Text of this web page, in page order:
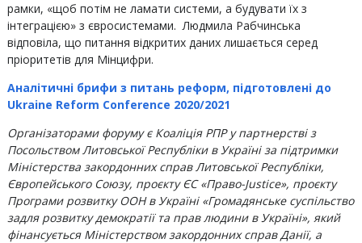
рамки, «щоб потім не ламати системи, а будувати їх з
інтеграцією» з євросистемами. Людмила Рабчинська
відповіла, що питання відкритих даних лишається серед
пріоритетів для Мінцифри.
Аналітичні брифи з питань реформ, підготовлені до
Ukraine Reform Conference 2020/2021
Організаторами форуму є Коаліція РПР у партнерстві з
Посольством Литовської Республіки в Україні за підтримки
Міністерства закордонних справ Литовської Республіки,
Європейського Союзу, проєкту ЄС «Право-Justice», проєкту
Програми розвитку ООН в Україні «Громадянське суспільство
задля розвитку демократії та прав людини в Україні», який
фінансується Міністерством закордонних справ Данії, а